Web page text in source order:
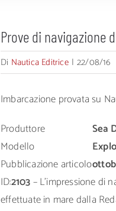
Prove di navigazione
Di Nautica Editrice | 22/08/16
Imbarcazione provata su
Produttore
Sea
Modello
Pubblicazione articolo
ID:2103– L’impressione di
effettuate in mare dalla